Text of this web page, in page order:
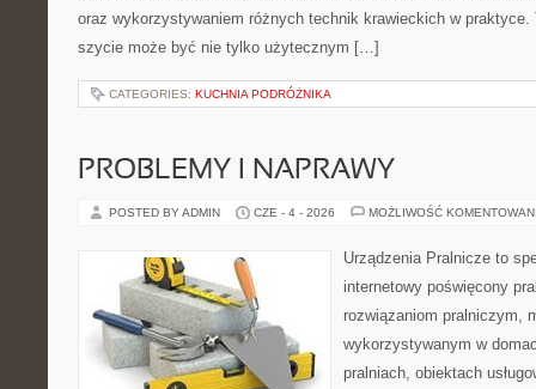
oraz wykorzystywaniem różnych technik krawieckich w
szycie może być nie tylko użytecznym […]
CATEGORIES: KUCHNIA PODRÓŻNIKA
PROBLEMY I NAPRAWY
POSTED BY ADMIN CZE - 4 - 2026 MOŻLIWOŚĆ
Urządzenia Pralnicze to
internetowy poświęcony
rozwiązaniom pralniczym,
wykorzystywanym w
pralniach, obiektach